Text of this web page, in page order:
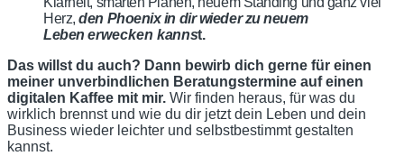
Herz,den Phoenix in dir wieder zu neuem
Lebenerweckenkannst.
Das willst du auch? Dann bewirb dich gerne für einen
meiner unverbindlichen Beratungstermine auf einen
digitalen Kaffee mit mir. Wir finden heraus, für was du
wirklich brennst und wie du dir jetzt dein Leben und dein
Business wieder leichter und selbstbestimmt gestalten
kannst.